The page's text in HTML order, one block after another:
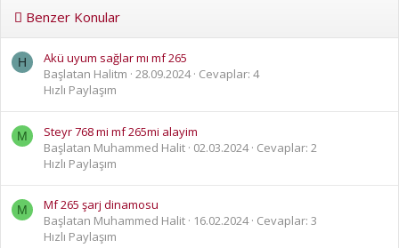
Benzer Konular
H
Akü uyum sağlar mı mf 265
Başlatan Halitm 28.09.2024 Cevaplar: 4
Hızlı Paylaşım
M
Steyr 768 mi mf 265mi alayim
Başlatan Muhammed Halit 02.03.2024 Cevaplar: 2
Hızlı Paylaşım
M
Mf 265 şarj dinamosu
Başlatan Muhammed Halit
16.02.2024 Cevaplar: 3
Hızlı Paylaşım